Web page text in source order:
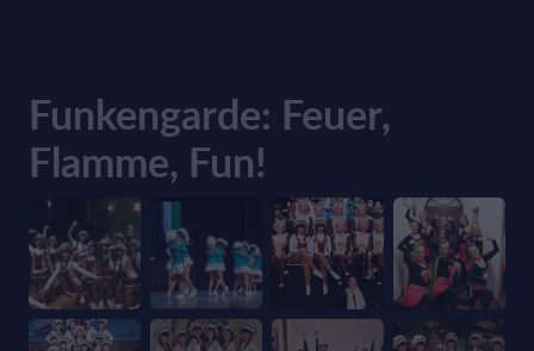
Funkengarde: Feuer,
Flamme, Fun!